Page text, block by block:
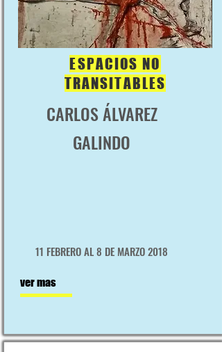
ESPACIOS NO
TRANSITABLES
CARLOS ÁLVAREZ
GALINDO
11 FEBRERO AL 8 DE MARZO 2018
ver mas